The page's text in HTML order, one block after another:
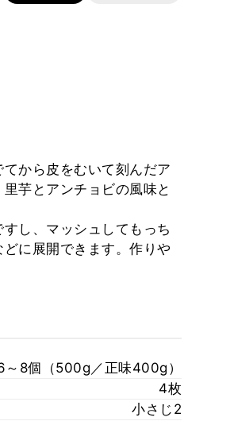
から皮をむいて刻んだア
芋とアンチョビの風味と
し、マッシュしてもっち
に展開できます。作りや
～8個（500g／正味400g）
4枚
小さじ2